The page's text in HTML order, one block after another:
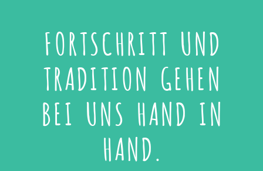
FORTSCHRITT UND
TRADITION GEHEN
BEI UNS HAND IN
HAND.